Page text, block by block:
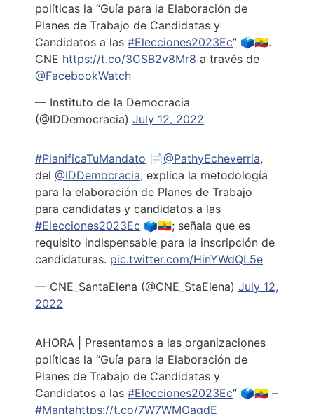
políticas la “Guía para la Elaboración de
Planes de Trabajo de Candidatas y
Candidatos a las #Elecciones2023Ec” 🗳🇪🇨.
CNE https://t.co/3CSB2v8Mr8 a través de
@FacebookWatch
— Instituto de la Democracia
(@IDDemocracia) July 12, 2022
#PlanificaTuMandato 📄@PathyEcheverria,
del @IDDemocracia, explica la metodología
para la elaboración de Planes de Trabajo
para candidatas y candidatos a las
#Elecciones2023Ec 🗳🇪🇨; señala que es
requisito indispensable para la inscripción de
candidaturas. pic.twitter.com/HinYWdQL5e
— CNE_SantaElena (@CNE_StaElena) July 12,
2022
AHORA | Presentamos a las organizaciones
políticas la “Guía para la Elaboración de
Planes de Trabajo de Candidatas y
Candidatos a las #Elecciones2023Ec” 🗳🇪🇨 –
#Mantahttps://t.co/7W7WMOagdE